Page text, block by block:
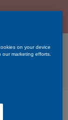
Shady
on your device
marketing efforts.